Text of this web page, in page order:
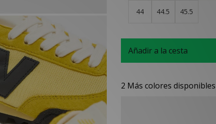
44 44.5 45.5
Añadir a la cesta
2 Más colores disponibles